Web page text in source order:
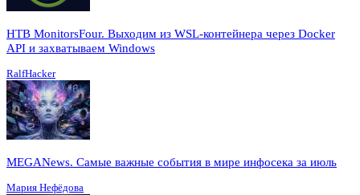
HTB MonitorsFour. Выходим из WSL-контейнера через Docker
API и захватываем Windows
RalfHacker
MEGANews. Cамые важные события в мире инфосека за июль
Мария Нефёдова